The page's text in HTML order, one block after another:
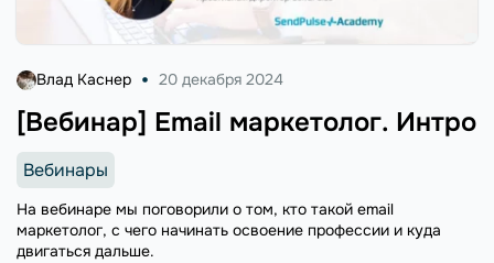
[Вебинар] Email маркетолог. Интро
Влад Каснер 20 декабря 2024
Вебинары
На вебинаре мы поговорили о том, кто такой email
маркетолог, с чего начинать освоение профессии и куда
двигаться дальше.